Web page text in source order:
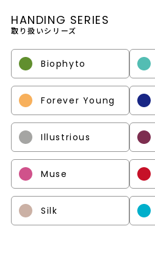
HANDING SERIES
取り扱いシリーズ
Biophyto
Forever Young
Illustrious
Muse
Silk